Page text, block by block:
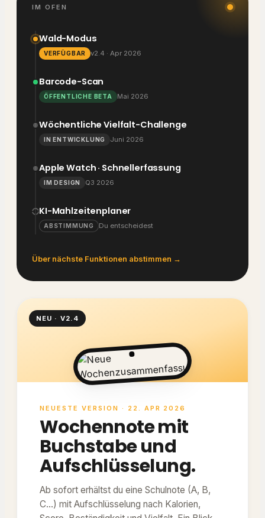
IM OFEN
Wald-Modus
VERFÜGBAR v2.4 · Apr 2026
Barcode-Scan
ÖFFENTLICHE BETA Mai 2026
Wöchentliche Vielfalt-Challenge
IN ENTWICKLUNG Juni 2026
Apple Watch · Schnellerfassung
IM DESIGN Q3 2026
KI-Mahlzeitenplaner
ABSTIMMUNG Du entscheidest
Über nächste Funktionen abstimmen →
NEU · V2.4
NEUESTE VERSION · 22. APR 2026
Wochennote mit
Buchstabe und
Aufschlüsselung.
Ab sofort erhältst du eine Schulnote (A, B,
C…) mit Aufschlüsselung nach Kalorien,